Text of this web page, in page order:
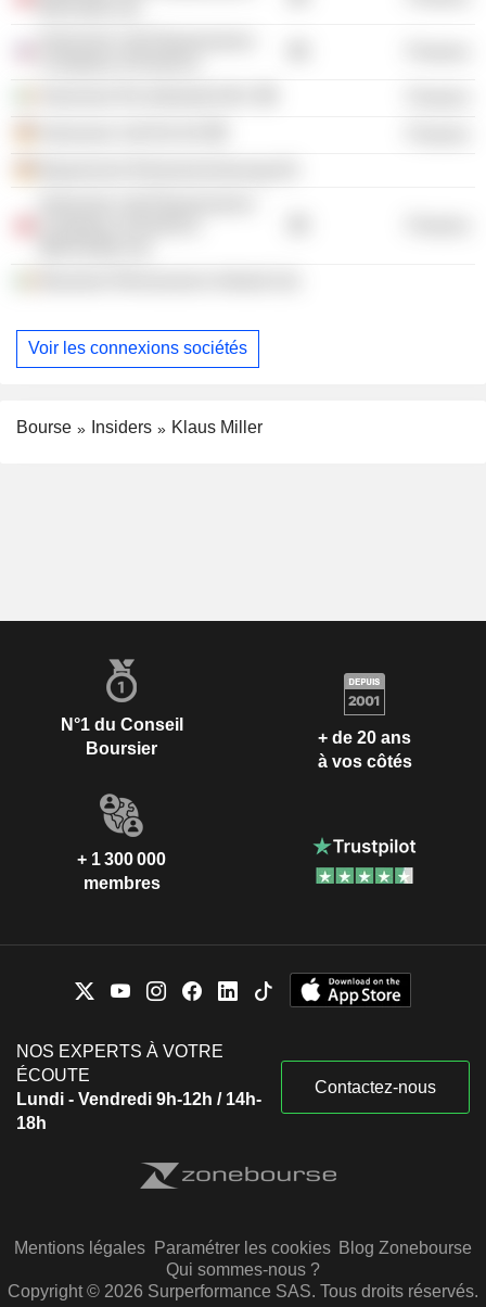
Voir les connexions sociétés
Bourse Insiders Klaus Miller
N°1 du Conseil
Boursier
+ de 20 ans
à vos côtés
+ 1 300 000
membres
NOS EXPERTS À VOTRE
ÉCOUTE
Lundi - Vendredi 9h-12h / 14h-
18h
Contactez-nous
Mentions légales Paramétrer les cookies Blog Zonebourse
Qui sommes-nous ?
Copyright © 2026 Surperformance SAS. Tous droits réservés.